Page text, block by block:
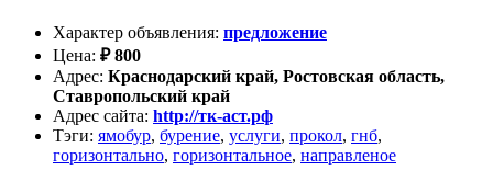
Характер объявления: предложение
Цена: ₽800
Адрес: Краснодарский край, Ростовская область,
Ставропольский край
Адрес сайта: http://тк-аст.рф
Тэги: ямобур, бурение, услуги, прокол, гнб,
горизонтально, горизонтальное, направленое